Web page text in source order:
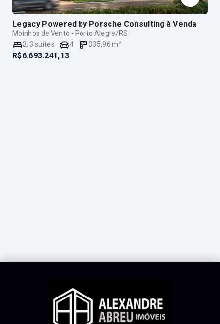
Legacy Powered by Porsche Consulting à Venda
Moinhos de Vento - Porto Alegre/RS
3, 3 suítes 4 335,96 m²
R$6.693.241,13